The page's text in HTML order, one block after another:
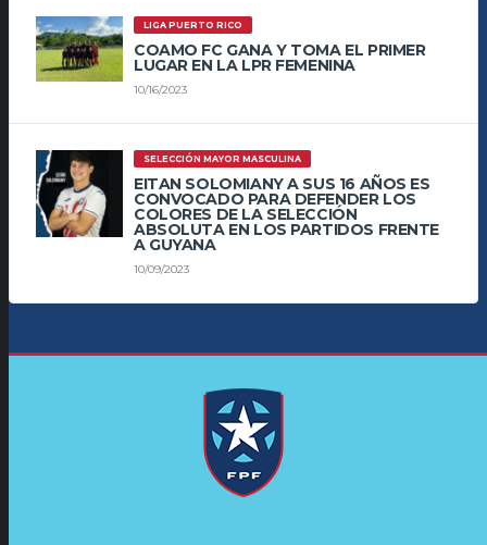
LIGA PUERTO RICO
COAMO FC GANA Y TOMA EL PRIMER
LUGAR EN LA LPR FEMENINA
10/16/2023
SELECCIÓN MAYOR MASCULINA
EITAN SOLOMIANY A SUS 16 AÑOS ES
CONVOCADO PARA DEFENDER LOS
COLORES DE LA SELECCIÓN
ABSOLUTA EN LOS PARTIDOS FRENTE
A GUYANA
10/09/2023